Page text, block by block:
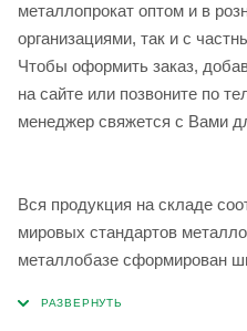
металлопрокат оптом и в
организациями, так и с
Чтобы оформить заказ,
на сайте или позвоните по
менеджер свяжется с Вами
Вся продукция на складе
мировых стандартов
металлобазе сформирован